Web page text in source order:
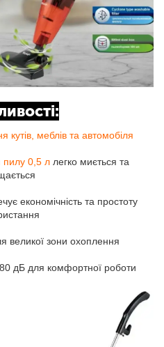
меблів та автомобіля
пилу 0,5 ллегко миється та
економічність та простоту
великої зони охоплення
дБ для комфортної роботи